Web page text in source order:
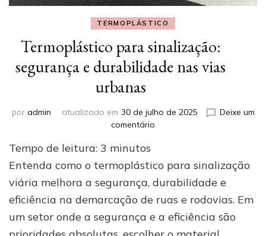
TERMOPLÁSTICO
Termoplástico para sinalização:
segurança e durabilidade nas vias
urbanas
por admin atualizado em 30 de julho de 2025
Deixe um
comentário
sinalização:
segurança
e
durabilidade
vias
Tempo de leitura: 3 minutos
Entenda como o termoplástico para sinalização
viária melhora a segurança, durabilidade e
eficiência na demarcação de ruas e rodovias. Em
um setor onde a segurança e a eficiência são